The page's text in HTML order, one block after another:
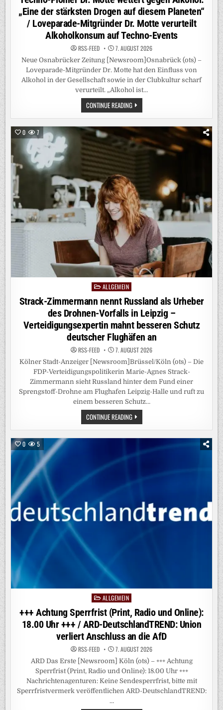
„Eine der stärksten Drogen auf diesem Planeten“
/ Loveparade-Mitgründer Dr. Motte verurteilt
Alkoholkonsum auf Techno-Events
RSS-FEED 7. AUGUST 2026
Neue Osnabrücker Zeitung [Newsroom]Osnabrück (ots) –
Loveparade-Mitgründer Dr. Motte hat den Einfluss von
Alkohol in der Gesellschaft sowie in der Clubkultur scharf
verurteilt. „Alkohol ist…
CONTINUE READINGTECHNO-
PIONIER
DR.
MOTTE
WETTERT
GEGEN
ALKOHOL:
„EINE
DIESEM
PLANETEN“
/
LOVEPARADE-
MITGRÜNDER
DR.
MOTTE
VERURTEILT
ALKOHOLKONSUM
AUF
TECHNO-
EVENTS
0 7
PostedALLGEMEIN
Strack-Zimmermann nennt Russland als Urheber
des Drohnen-Vorfalls in Leipzig –
Verteidigungsexpertin mahnt besseren Schutz
deutscher Flughäfen an
RSS-FEED 7. AUGUST 2026
Kölner Stadt-Anzeiger [Newsroom]Brüssel/Köln (ots) – Die
FDP-Verteidigungspolitikerin Marie-Agnes Strack-
Zimmermann sieht Russland hinter dem Fund einer
Sprengstoff-Drohne am Flughafen Leipzig-Halle und ruft zu
einem besseren Schutz…
CONTINUE READINGSTRACK-
ZIMMERMANN
NENNT
URHEBER
DES
LEIPZIG
MAHNT
BESSEREN
SCHUTZ
DEUTSCHER
0 5
Posted
in
ALLGEMEIN
+++ Achtung Sperrfrist (Print, Radio und Online):
18.00 Uhr +++ / ARD-DeutschlandTREND: Union
verliert Anschluss an die AfD
RSS-FEED 7. AUGUST 2026
ARD Das Erste [Newsroom] Köln (ots) – +++ Achtung
Sperrfrist (Print, Radio und Online): 18.00 Uhr +++
Nachrichtenagenturen: Keine Sendesperrfrist, bitte mit
Sperrfristvermerk veröffentlichen ARD-DeutschlandTREND:
…